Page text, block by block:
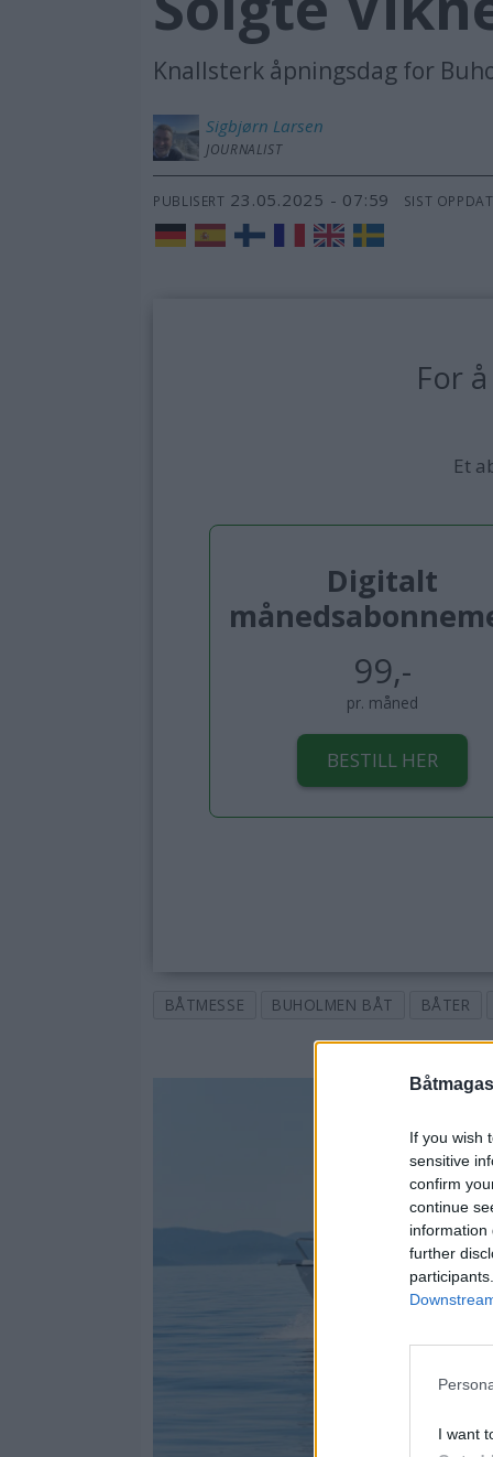
If you wish
sensitive
confirm
continue
information
further
I want
Knallsterk åpningsdag for
Sigbjørn Larsen
JOURNALIST
PUBLISERT 23.05.2025 - 07:59 SIST
For
Et
Digitalt
99,-
pr. måned
BESTILL HER
BÅTMESSE BUHOLMEN BÅT BÅTER